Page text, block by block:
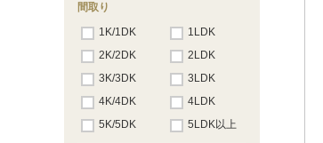
間取り
1K/1DK
1LDK
2K/2DK
2LDK
3K/3DK
3LDK
4K/4DK
4LDK
5K/5DK
5LDK以上